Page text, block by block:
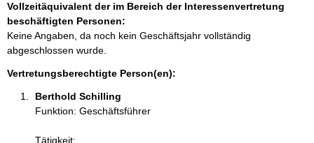
t
i
o
n
e
Vollzeitäquivalent der im Bereich der Interessenvertretung
beschäftigten Personen:
Keine Angaben, da noch kein Geschäftsjahr vollständig
abgeschlossen wurde.
Vertretungsberechtigte Person(en):
Berthold Schilling
Funktion: Geschäftsführer
Tätigkeit: